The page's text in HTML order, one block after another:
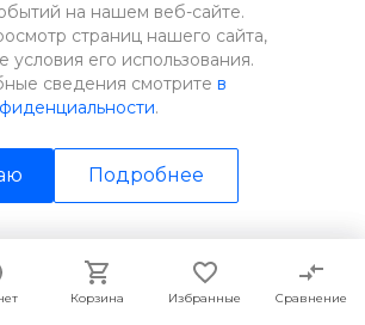
на нашем веб-сайте.
страниц нашего сайта,
условия его использования.
сведения смотрите в
.
Подробнее
Корзина Избранные Сравнение
Корзина Избранные Сравнение
ИНЗТОН, Все права защищены